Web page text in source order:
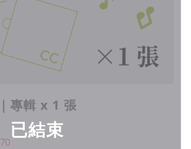
在各類表演場域中展現高超的演奏技巧
對她而言，演奏與創作不僅僅只是技
自我與他人的方式之一。
已結束
專輯 x 1 張
70